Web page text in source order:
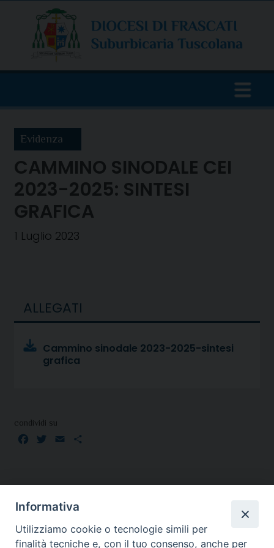
content
Evidenza
CAMMINO SINODALE CEI
2023-2025: SINTESI
GRAFICA
1 Luglio 2023
ALLEGATI
Cammino sinodale 2023-2025-sintesi
grafica
condividi su
Facebook
TwitterEmail
Informativa
Utilizziamo cookie o tecnologie simili per
finalità tecniche e, con il tuo consenso, anche per